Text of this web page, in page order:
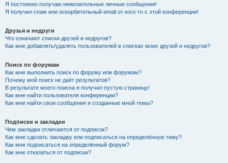
Я постоянно получаю нежелательные личные сообщения!
Я получил спам или оскорбительный email от кого-то с этой конференции!
Друзья и недруги
Что означают списки друзей и недругов?
Как мне добавлять/удалять пользователей в списках моих друзей и недругов?
Поиск по форумам
Как мне выполнить поиск по форуму или форумам?
Почему мой поиск не даёт результатов?
В результате моего поиска я получил пустую страницу!
Как мне найти пользователя конференции?
Как мне найти свои сообщения и созданные мной темы?
Подписки и закладки
Чем закладки отличаются от подписок?
Как мне сделать закладку или подписаться на определённую тему?
Как мне подписаться на определённый форум?
Как мне отказаться от подписки?